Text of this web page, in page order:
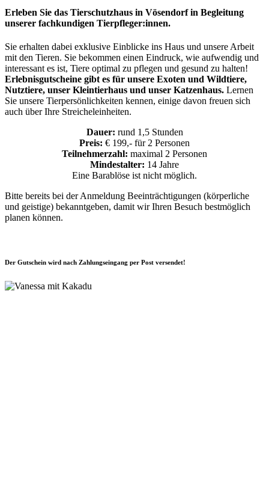
Erleben Sie das Tierschutzhaus in Vösendorf in Begleitung
unserer fachkundigen Tierpfleger:innen.
Sie erhalten dabei exklusive Einblicke ins Haus und unsere Arbeit
mit den Tieren. Sie bekommen einen Eindruck, wie aufwendig und
interessant es ist, Tiere optimal zu pflegen und gesund zu halten!
Erlebnisgutscheine gibt es für unsere Exoten und Wildtiere,
Nutztiere, unser Kleintierhaus und unser Katzenhaus. Lernen
Sie unsere Tierpersönlichkeiten kennen, einige davon freuen sich
auch über Ihre Streicheleinheiten.
Dauer: rund 1,5 Stunden
Preis: € 199,- für 2 Personen
Teilnehmerzahl: maximal 2 Personen
Mindestalter: 14 Jahre
Eine Barablöse ist nicht möglich.
Bitte bereits bei der Anmeldung Beeinträchtigungen (körperliche
und geistige) bekanntgeben, damit wir Ihren Besuch bestmöglich
planen können.
Der Gutschein wird nach Zahlungseingang per Post versendet!